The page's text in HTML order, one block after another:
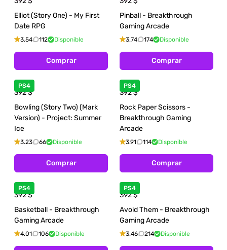
Elliot (Story One) - My First
Date RPG
3.54 112 Disponible
Comprar
Pinball - Breakthrough
Gaming Arcade
3.74 174 Disponible
Comprar
PS4
392$
Bowling (Story Two) (Mark
Version) - Project: Summer
Ice
3.23 66 Disponible
Comprar
PS4
392$
Rock Paper Scissors -
Breakthrough Gaming
Arcade
3.91 114 Disponible
Comprar
PS4
392$
Basketball - Breakthrough
Gaming Arcade
4.01 106 Disponible
PS4
392$
Avoid Them - Breakthrough
Gaming Arcade
3.46 214 Disponible